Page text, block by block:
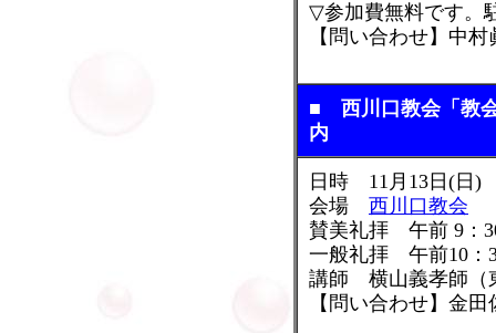
▽参加費無料です。
【問い合わせ】中
■ 西川口教会「教
内
日時 11月13日(日)
会場 西川口教会
賛美礼拝 午前 9：
一般礼拝 午前10：
講師 横山義孝師（
【問い合わせ】金